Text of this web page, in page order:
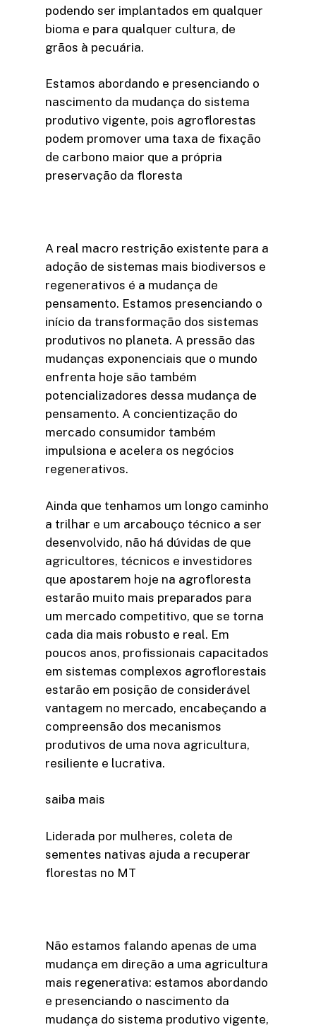
podendo ser implantados em qualquer
bioma e para qualquer cultura, de
grãos à pecuária.
Estamos abordando e presenciando o
nascimento da mudança do sistema
produtivo vigente, pois agroflorestas
podem promover uma taxa de fixação
de carbono maior que a própria
preservação da floresta
A real macro restrição existente para a
adoção de sistemas mais biodiversos e
regenerativos é a mudança de
pensamento. Estamos presenciando o
início da transformação dos sistemas
produtivos no planeta. A pressão das
mudanças exponenciais que o mundo
enfrenta hoje são também
potencializadores dessa mudança de
pensamento. A concientização do
mercado consumidor também
impulsiona e acelera os negócios
regenerativos.
Ainda que tenhamos um longo caminho
a trilhar e um arcabouço técnico a ser
desenvolvido, não há dúvidas de que
agricultores, técnicos e investidores
que apostarem hoje na agrofloresta
estarão muito mais preparados para
um mercado competitivo, que se torna
cada dia mais robusto e real. Em
poucos anos, profissionais capacitados
em sistemas complexos agroflorestais
estarão em posição de considerável
vantagem no mercado, encabeçando a
compreensão dos mecanismos
produtivos de uma nova agricultura,
resiliente e lucrativa.
saiba mais
Liderada por mulheres, coleta de
sementes nativas ajuda a recuperar
florestas no MT
Não estamos falando apenas de uma
mudança em direção a uma agricultura
mais regenerativa: estamos abordando
e presenciando o nascimento da
mudança do sistema produtivo vigente,